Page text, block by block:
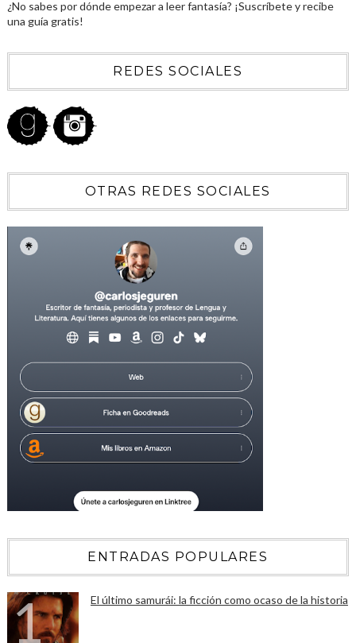
¿No sabes por dónde empezar a leer fantasía? ¡Suscríbete y recibe
una guía gratis!
REDES SOCIALES
OTRAS REDES SOCIALES
ENTRADAS POPULARES
El último samurái: la ficción como ocaso de la historia